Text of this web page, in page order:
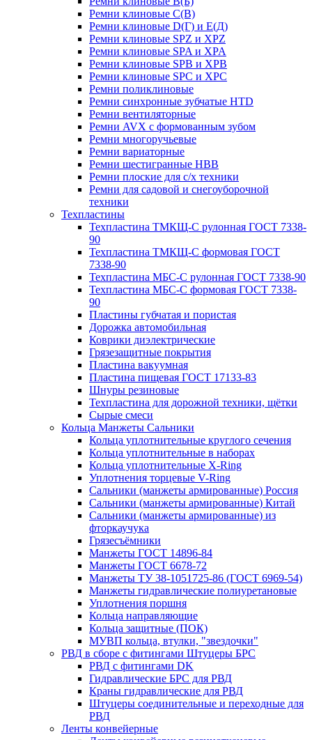
Ремни клиновые С(В)
Ремни клиновые D(Г) и Е(Д)
Ремни клиновые SPZ и XPZ
Ремни клиновые SPA и XPA
Ремни клиновые SPB и XPB
Ремни клиновые SPC и XPC
Ремни поликлиновые
Ремни синхронные зубчатые HTD
Ремни вентиляторные
Ремни AVX с формованным зубом
Ремни многоручьевые
Ремни вариаторные
Ремни шестигранные HBB
Ремни плоские для с/х техники
Ремни для садовой и снегоуборочной
техники
Техпластины
Техпластина ТМКЩ-С рулонная ГОСТ 7338-
90
Техпластина ТМКЩ-С формовая ГОСТ
7338-90
Техпластина МБС-С рулонная ГОСТ 7338-90
Техпластина МБС-С формовая ГОСТ 7338-
90
Пластины губчатая и пористая
Дорожка автомобильная
Коврики диэлектрические
Грязезащитные покрытия
Пластина вакуумная
Пластина пищевая ГОСТ 17133-83
Шнуры резиновые
Техпластина для дорожной техники, щётки
Сырые смеси
Кольца Манжеты Сальники
Кольца уплотнительные круглого сечения
Кольца уплотнительные в наборах
Кольца уплотнительные Х-Ring
Уплотнения торцевые V-Ring
Сальники (манжеты армированные) Россия
Сальники (манжеты армированные) Китай
Сальники (манжеты армированные) из
фторкаучука
Грязесъёмники
Манжеты ГОСТ 14896-84
Манжеты ГОСТ 6678-72
Манжеты ТУ 38-1051725-86 (ГОСТ 6969-54)
Манжеты гидравлические полиуретановые
Уплотнения поршня
Кольца направляющие
Кольца защитные (ПОК)
МУВП кольца, втулки, "звездочки"
РВД в сборе с фитингами Штуцеры БРС
РВД с фитингами DK
Гидравлические БРС для РВД
Краны гидравлические для РВД
Штуцеры соединительные и переходные для
РВД
Ленты конвейерные